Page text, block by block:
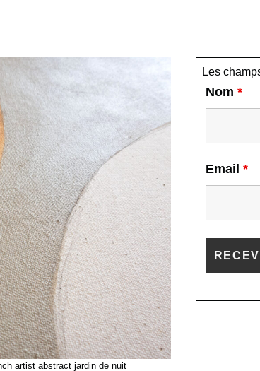
artist abstract jardin de nuit
Les
Nom *
Email *